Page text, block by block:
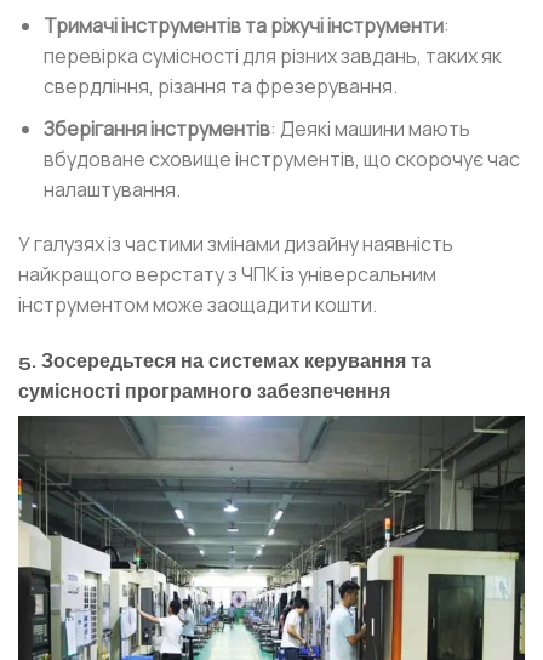
Тримачі інструментів та ріжучі інструменти:
перевірка сумісності для різних завдань, таких як
свердління, різання та фрезерування.
Зберігання інструментів: Деякі машини мають
вбудоване сховище інструментів, що скорочує час
налаштування.
У галузях із частими змінами дизайну наявність
найкращого верстату з ЧПК із універсальним
інструментом може заощадити кошти.
5. Зосередьтеся на системах керування та
сумісності програмного забезпечення